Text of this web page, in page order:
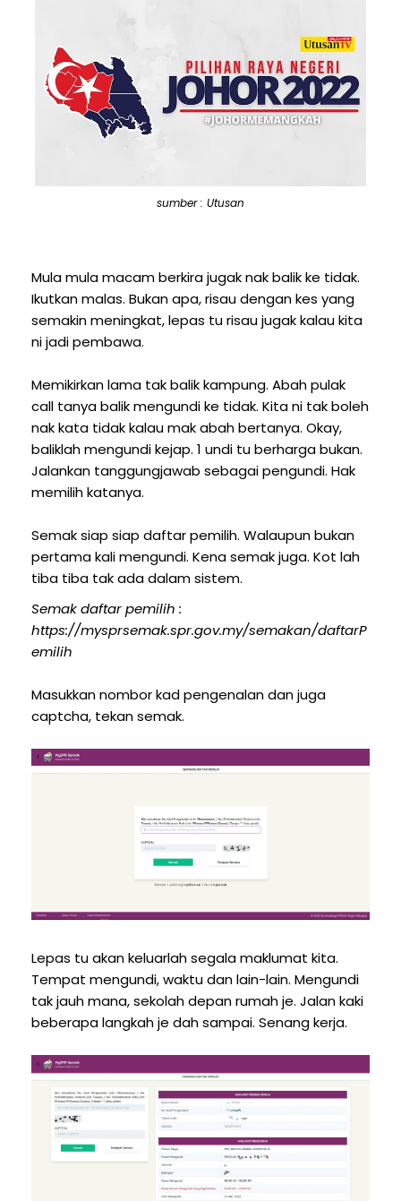
sumber : Utusan
Mula mula macam berkira jugak nak balik ke tidak.
Ikutkan malas. Bukan apa, risau dengan kes yang
semakin meningkat, lepas tu risau jugak kalau kita
ni jadi pembawa.
Memikirkan lama tak balik kampung. Abah pulak
call tanya balik mengundi ke tidak. Kita ni tak boleh
nak kata tidak kalau mak abah bertanya. Okay,
baliklah mengundi kejap. 1 undi tu berharga bukan.
Jalankan tanggungjawab sebagai pengundi. Hak
memilih katanya.
Semak siap siap daftar pemilih. Walaupun bukan
pertama kali mengundi. Kena semak juga. Kot lah
tiba tiba tak ada dalam sistem.
Semak daftar pemilih :
https://mysprsemak.spr.gov.my/semakan/daftarP
emilih
Masukkan nombor kad pengenalan dan juga
captcha, tekan semak.
Lepas tu akan keluarlah segala maklumat kita.
Tempat mengundi, waktu dan lain-lain. Mengundi
tak jauh mana, sekolah depan rumah je. Jalan kaki
beberapa langkah je dah sampai. Senang kerja.